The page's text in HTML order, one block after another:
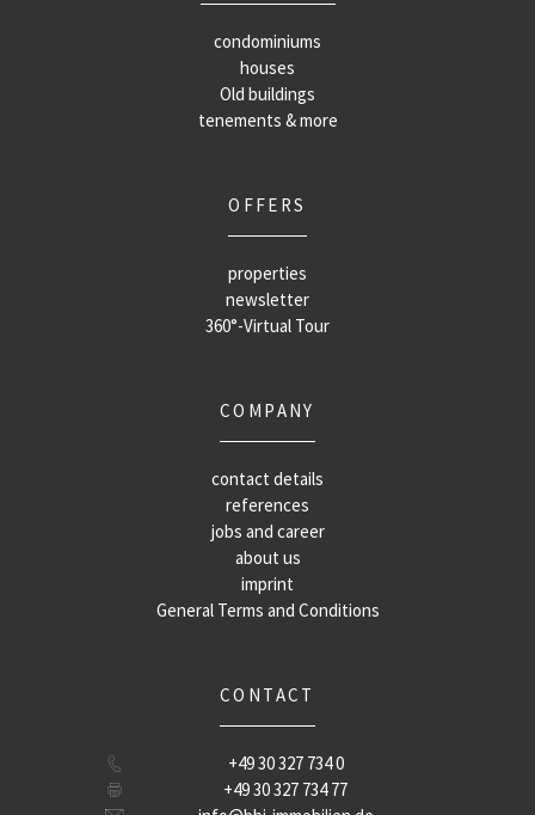
condominiums
houses
Old buildings
tenements & more
OFFERS
properties
newsletter
360°-Virtual Tour
COMPANY
contact details
references
jobs and career
about us
imprint
General Terms and Conditions
CONTACT
+49 30 327 734 0
+49 30 327 734 77